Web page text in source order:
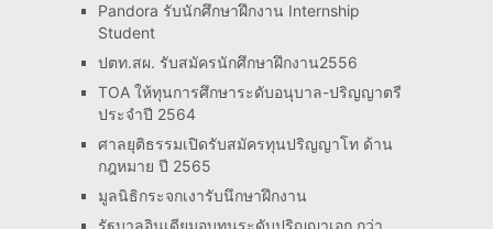
Pandora รับนักศึกษาฝึกงาน Internship
Student
ปตท.สผ. รับสมัครนักศึกษาฝึกงาน2556
TOA ให้ทุนการศึกษาระดับอนุบาล-ปริญญาตรี
ประจำปี 2564
ศาลยุติธรรมเปิดรับสมัครทุนปริญญาโท ด้าน
กฎหมาย ปี 2565
มูลนิธิกระจกเงารับนึกษาฝึกงาน
รัฐบาลอินเดียมอบทุนระดับปริญญาเอก กว่า